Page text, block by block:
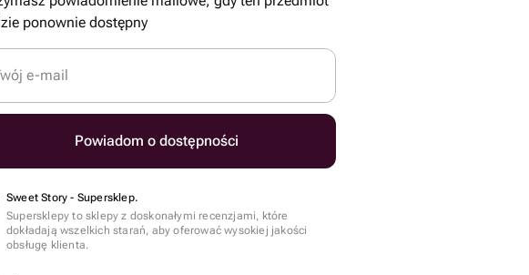
ponownie dostępny
e-mail
Powiadom o dostępności
Sweet Story - Supersklep.
Supersklepy to sklepy z doskonałymi recenzjami, które
dokładają wszelkich starań, aby oferować wysokiej jakości
obsługę klienta.